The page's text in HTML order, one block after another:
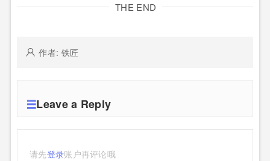
THE END
作者: 铁匠
Leave a Reply
请先登录账户再评论哦